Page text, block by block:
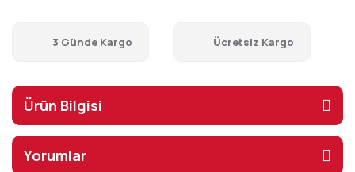
3 Günde Kargo Ücretsiz Kargo
Ürün Bilgisi
Yorumlar